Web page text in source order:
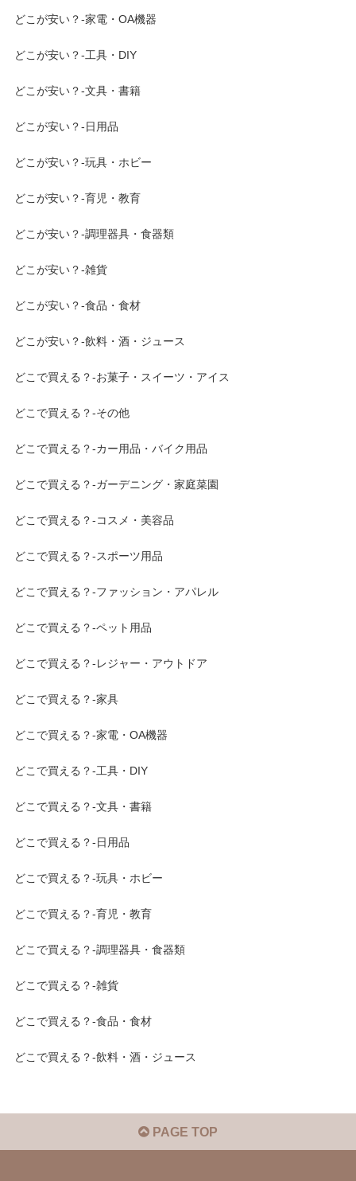
どこが安い？-家電・OA機器
どこが安い？-工具・DIY
どこが安い？-文具・書籍
どこが安い？-日用品
どこが安い？-玩具・ホビー
どこが安い？-育児・教育
どこが安い？-調理器具・食器類
どこが安い？-雑貨
どこが安い？-食品・食材
どこが安い？-飲料・酒・ジュース
どこで買える？-お菓子・スイーツ・アイス
どこで買える？-その他
どこで買える？-カー用品・バイク用品
どこで買える？-ガーデニング・家庭菜園
どこで買える？-コスメ・美容品
どこで買える？-スポーツ用品
どこで買える？-ファッション・アパレル
どこで買える？-ペット用品
どこで買える？-レジャー・アウトドア
どこで買える？-家具
どこで買える？-家電・OA機器
どこで買える？-工具・DIY
どこで買える？-文具・書籍
どこで買える？-日用品
どこで買える？-玩具・ホビー
どこで買える？-育児・教育
どこで買える？-調理器具・食器類
どこで買える？-雑貨
どこで買える？-食品・食材
どこで買える？-飲料・酒・ジュース
PAGE TOP